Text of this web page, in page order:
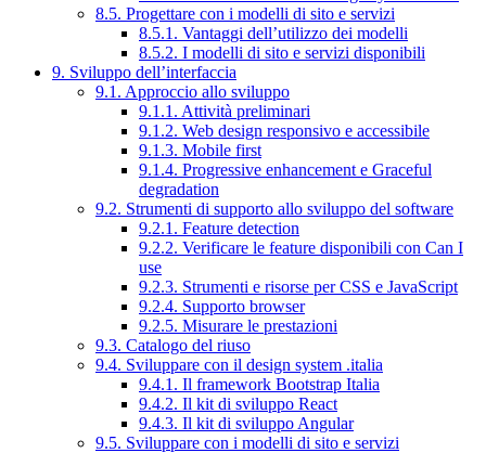
8.5. Progettare con i modelli di sito e servizi
8.5.1. Vantaggi dell’utilizzo dei modelli
8.5.2. I modelli di sito e servizi disponibili
9. Sviluppo dell’interfaccia
9.1. Approccio allo sviluppo
9.1.1. Attività preliminari
9.1.2. Web design responsivo e accessibile
9.1.3. Mobile first
9.1.4. Progressive enhancement e Graceful
degradation
9.2. Strumenti di supporto allo sviluppo del software
9.2.1. Feature detection
9.2.2. Verificare le feature disponibili con Can I
use
9.2.3. Strumenti e risorse per CSS e JavaScript
9.2.4. Supporto browser
9.2.5. Misurare le prestazioni
9.3. Catalogo del riuso
9.4. Sviluppare con il design system .italia
9.4.1. Il framework Bootstrap Italia
9.4.2. Il kit di sviluppo React
9.4.3. Il kit di sviluppo Angular
9.5. Sviluppare con i modelli di sito e servizi